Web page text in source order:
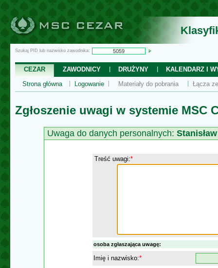
Szukaj PID lub nazwisko zawodnika:
CEZAR ZAWODNICY DRUŻYNY
KALENDARZ I
Strona główna
Logowanie Materiały do pobrania Łącza
Zgłoszenie uwagi w systemie MSC
Uwaga do danych personalnych:
Treść uwagi:*
osoba zgłaszająca uwagę:
Imię i nazwisko:*